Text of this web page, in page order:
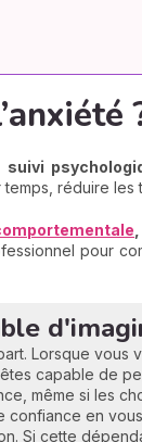
suivi
réduire
pour
Lorsque vous
capable de
même si les
en
Si cette